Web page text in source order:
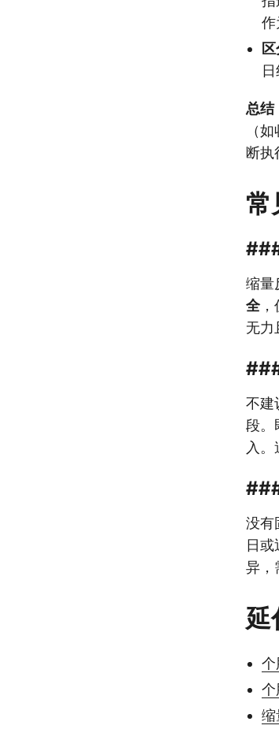
作
总结
（
断执
常
缩量
全，
无力
不建
段。
入。
没有
日或
异，
延
个
个
缩